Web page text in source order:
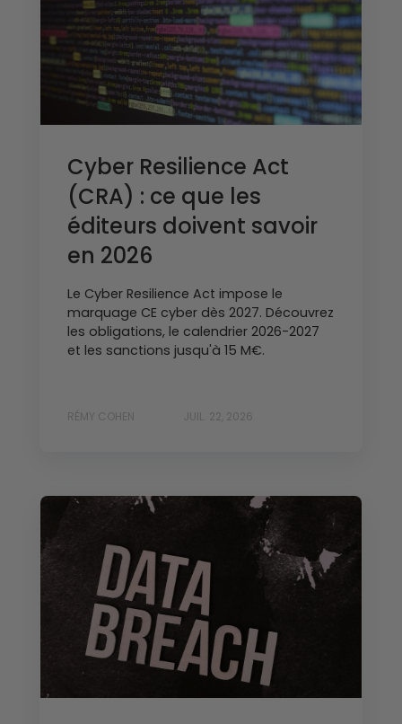
Cyber Resilience Act
(CRA) : ce que les
éditeurs doivent savoir
en 2026
Le Cyber Resilience Act impose le
marquage CE cyber dès 2027. Découvrez
les obligations, le calendrier 2026-2027
et les sanctions jusqu'à 15 M€.
RÉMY COHEN JUIL. 22, 2026